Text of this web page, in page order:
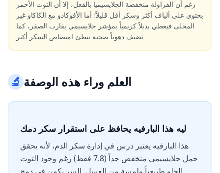
رغم أن الفراولة منخفضة الجلايسيميا بالفعل، إلا أن التوت الأحمر
يحتوي على ألياف أكثر وسكر أقل قليلاً؛ أما الأفوكادو مع الكاكاو غير
المحلى فيعطي بديلاً كريمياً بمؤشر جلايسيمي يقارب الصفر، كما
يضيف دهوناً صحية تبطئ امتصاص السكر أكثر
🔬العلم وراء هذه الوصفة
ليه هذا البارفيه يحافظ على استقرار سكر دمك
هذا البارفيه يعتبر درس في إدارة سكر الدم، لأنه يحقق
حمل جلايسيمي منخفض جداً (7.8 فقط) رغم وجود التوت